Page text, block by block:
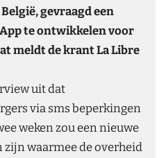
gevraagd een
te ontwikkelen voor
meldt de krant La Libre
uit dat
via sms beperkingen
weken zou een nieuwe
waarmee de overheid